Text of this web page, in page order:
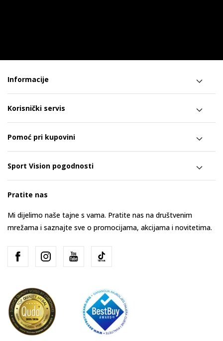
Informacije
Korisnički servis
Pomoć pri kupovini
Sport Vision pogodnosti
Pratite nas
Mi dijelimo naše tajne s vama. Pratite nas na društvenim
mrežama i saznajte sve o promocijama, akcijama i novitetima.